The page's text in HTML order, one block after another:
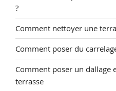
?
Comment nettoyer une
Comment poser du
Comment poser un dallage
terrasse